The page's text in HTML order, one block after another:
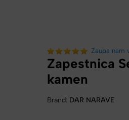
Zaupa
Zapestnica
kamen
Brand: DAR NARAVE